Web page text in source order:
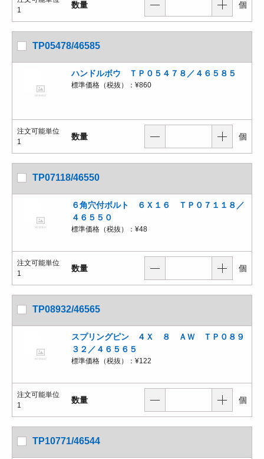
1
数量 個
TP05478/46585
ハンドルボウ ＴＰ０５４７８／４６５８５
標準価格（税抜）： ¥860
注文可能単位
1
数量 個
TP07118/46550
６角穴付ボルト ６Ｘ１６ ＴＰ０７１１８／
４６５５０
標準価格（税抜）： ¥48
注文可能単位
1
数量 個
TP08932/46565
スプリングピン ４Ｘ ８ ＡＷ ＴＰ０８９
３２／４６５６５
標準価格（税抜）： ¥122
注文可能単位
1
数量 個
TP10771/46544